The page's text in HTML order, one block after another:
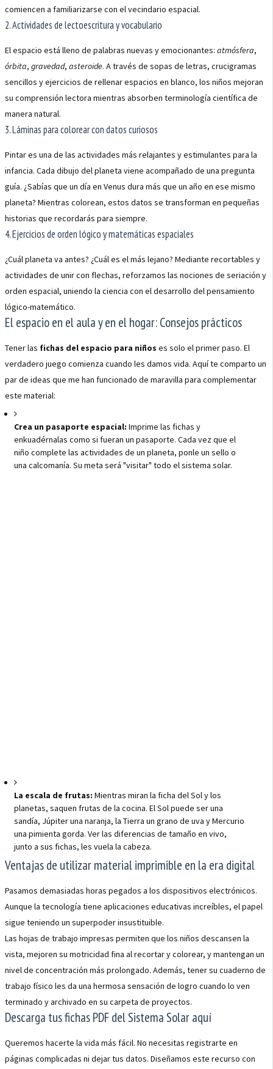
comiencen a familiarizarse con el vecindario espacial.
2. Actividades de lectoescritura y vocabulario
El espacio está lleno de palabras nuevas y emocionantes: atmósfera,
órbita, gravedad, asteroide. A través de sopas de letras, crucigramas
sencillos y ejercicios de rellenar espacios en blanco, los niños mejoran
su comprensión lectora mientras absorben terminología científica de
manera natural.
3. Láminas para colorear con datos curiosos
Pintar es una de las actividades más relajantes y estimulantes para la
infancia. Cada dibujo del planeta viene acompañado de una pregunta
guía. ¿Sabías que un día en Venus dura más que un año en ese mismo
planeta? Mientras colorean, estos datos se transforman en pequeñas
historias que recordarás para siempre.
4. Ejercicios de orden lógico y matemáticas espaciales
¿Cuál planeta va antes? ¿Cuál es el más lejano? Mediante recortables y
actividades de unir con flechas, reforzamos las nociones de seriación y
orden espacial, uniendo la ciencia con el desarrollo del pensamiento
lógico-matemático.
El espacio en el aula y en el hogar: Consejos prácticos
Tener las fichas del espacio para niños es solo el primer paso. El
verdadero juego comienza cuando les damos vida. Aquí te comparto un
par de ideas que me han funcionado de maravilla para complementar
este material:
Crea un pasaporte espacial: Imprime las fichas y
enkuadérnalas como si fueran un pasaporte. Cada vez que el
niño complete las actividades de un planeta, ponle un sello o
una calcomanía. Su meta será "visitar" todo el sistema solar.
La escala de frutas: Mientras miran la ficha del Sol y los
planetas, saquen frutas de la cocina. El Sol puede ser una
sandía, Júpiter una naranja, la Tierra un grano de uva y Mercurio
una pimienta gorda. Ver las diferencias de tamaño en vivo,
junto a sus fichas, les vuela la cabeza.
Ventajas de utilizar material imprimible en la era digital
Pasamos demasiadas horas pegados a los dispositivos electrónicos.
Aunque la tecnología tiene aplicaciones educativas increíbles, el papel
sigue teniendo un superpoder insustituible.
Las hojas de trabajo impresas permiten que los niños descansen la
vista, mejoren su motricidad fina al recortar y colorear, y mantengan un
nivel de concentración más prolongado. Además, tener su cuaderno de
trabajo físico les da una hermosa sensación de logro cuando lo ven
terminado y archivado en su carpeta de proyectos.
Descarga tus fichas PDF del Sistema Solar aquí
Queremos hacerte la vida más fácil. No necesitas registrarte en
páginas complicadas ni dejar tus datos. Diseñamos este recurso con